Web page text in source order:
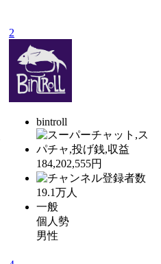
2
bintroll
184,202,555円
19.1万人
一般
個人勢
男性